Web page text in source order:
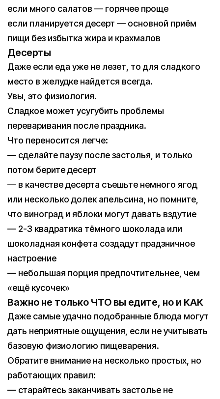
если много салатов — горячее проще
если планируется десерт — основной приём
пищи без избытка жира и крахмалов
Десерты
Даже если еда уже не лезет, то для сладкого
место в желудке найдется всегда.
Увы, это физиология.
Сладкое может усугубить проблемы
переваривания после праздника.
Что переносится легче:
— сделайте паузу после застолья, и только
потом берите десерт
— в качестве десерта съешьте немного ягод
или несколько долек апельсина, но помните,
что виноград и яблоки могут давать вздутие
— 2-3 квадратика тёмного шоколада или
шоколадная конфета создадут прадзничное
настроение
— небольшая порция предпочтительнее, чем
«ещё кусочек»
Важно не только ЧТО вы едите, но и КАК
Даже самые удачно подобранные блюда могут
дать неприятные ощущения, если не учитывать
базовую физиологию пищеварения.
Обратите внимание на несколько простых, но
работающих правил:
— старайтесь заканчивать застолье не